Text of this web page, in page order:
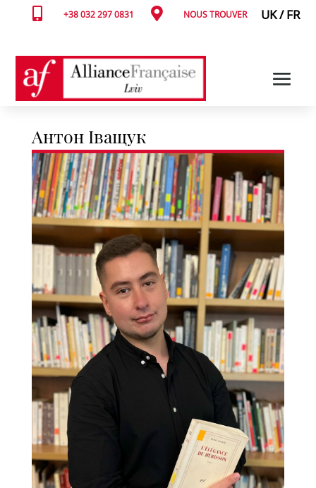
 +38 032 297 0831  NOUS TROUVER UK/FR
Антон Іващук